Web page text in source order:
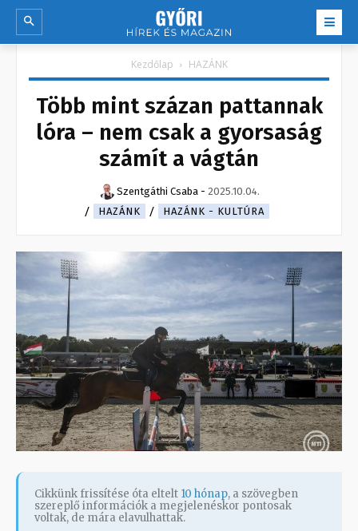
Kezdőlap HAZÁNK
Több mint százan pattannak
lóra – nem csak a gyorsaság
számít a vágtán
Szentgáthi Csaba - 2025.10.04.
HAZÁNK
HAZÁNK - KULTÚRA
Cikkünk frissítése óta eltelt 10 hónap, a szövegben
szereplő információk a megjelenéskor pontosak
voltak, de mára elavulhattak.